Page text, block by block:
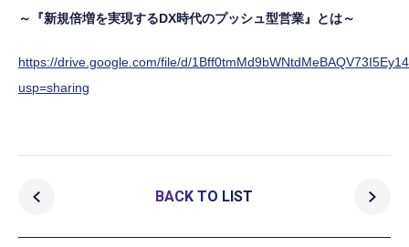
～『新規倍増を実現するDX時代のプッシュ型営業』とは～
https://drive.google.com/file/d/
usp=sharing
BACK TO LIST